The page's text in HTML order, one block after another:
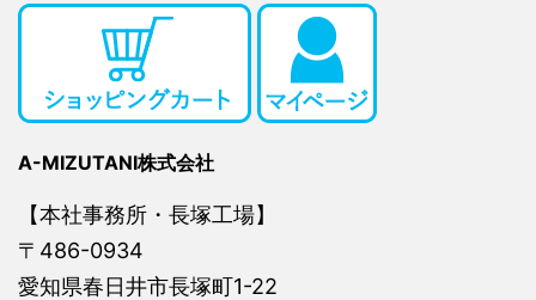
A-MIZUTANI株式会社
【本社事務所・長塚工場】
〒486-0934
愛知県春日井市長塚町1-22